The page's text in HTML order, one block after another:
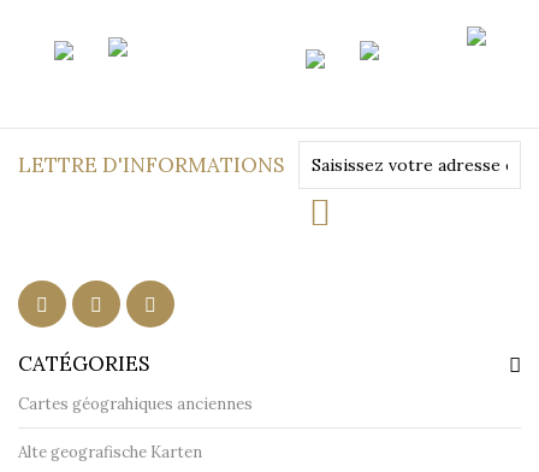
LETTRE D'INFORMATIONS
CATÉGORIES
Cartes géograhiques anciennes
Alte geografische Karten